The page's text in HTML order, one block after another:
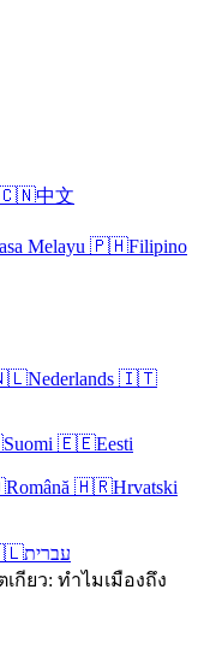
中文
Melayu 🇵🇭Filipino
Nederlands 🇮🇹
Suomi 🇪🇪Eesti
Română 🇭🇷Hrvatski
עברית
กียว: ทำไมเมืองถึง